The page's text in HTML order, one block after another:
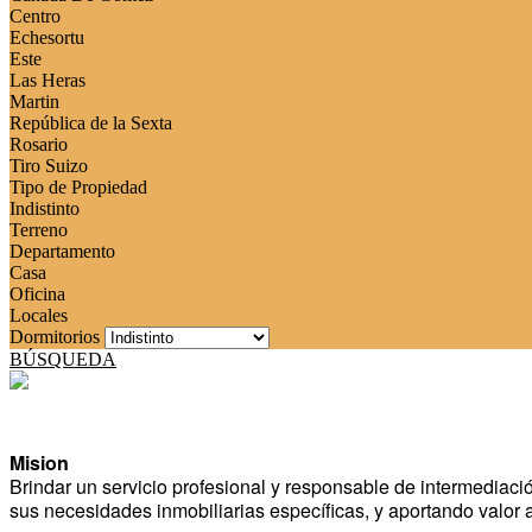
Centro
Echesortu
Este
Las Heras
Martin
República de la Sexta
Rosario
Tiro Suizo
Tipo de Propiedad
Indistinto
Terreno
Departamento
Casa
Oficina
Locales
Dormitorios
BÚSQUEDA
Mision
Brindar un servicio profesional y responsable de
sus necesidades inmobiliarias específicas, y aportando valor